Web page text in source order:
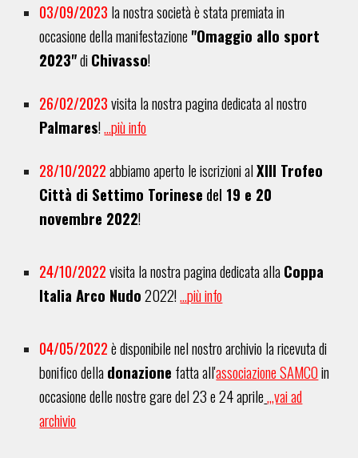
03/09/2023 la nostra società è stata premiata in
occasione della manifestazione "Omaggio allo sport
2023"di Chivasso!
26/02/2023 visita la nostra pagina dedicata alnostro
Palmares!...più info
28/10/2022abbiamo aperto le iscrizionialXIII Trofeo
Città di Settimo Torinese del 19 e 20
novembre 2022!
24/10/2022visita la nostra pagina dedicata alla Coppa
Italia Arco Nudo2022!...più info
04/05/2022è disponibile nel nostro archivio la ricevuta di
bonifico della donazione fatta all'associazione SAMCOin
occasione delle nostre gare del 23 e 24 aprile ,,,vai ad
archivio